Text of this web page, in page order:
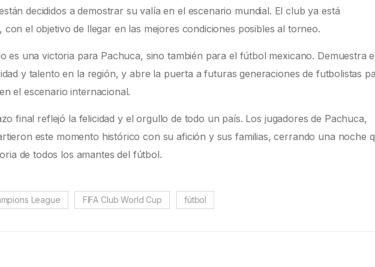
decididos a demostrar su valía en el escenario mundial. El club ya está
el objetivo de llegar en las mejores condiciones posibles al torneo.
es una victoria para Pachuca, sino también para el fútbol mexicano. Demuestra
y talento en la región, y abre la puerta a futuras generaciones de futbolistas
el escenario internacional.
final reflejó la felicidad y el orgullo de todo un país. Los jugadores de Pachuca,
este momento histórico con su afición y sus familias, cerrando una noche
de todos los amantes del fútbol.
League FIFA Club World Cup fútbol